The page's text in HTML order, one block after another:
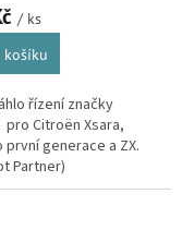
/ ks
košíku
řízení značky
Citroën Xsara,
první generace a ZX.
Partner)